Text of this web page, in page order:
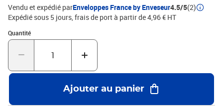
Vendu et expédié parEnveloppes France by Enveseur4.5/5(2)
Expédié sous 5 jours, frais de port à partir de 4,96 € HT
Quantité
Quantité : 1
Ajouter au panier